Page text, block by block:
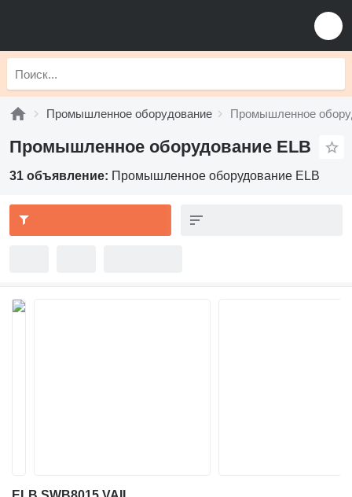
Промышленное оборудование Промышленное
Промышленное оборудование ELB
31 объявление: Промышленное оборудование ELB